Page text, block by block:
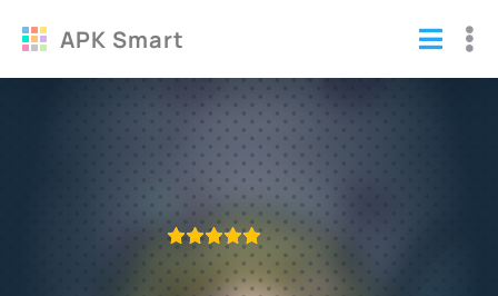
APK Smart
Моу 4 взломанный (Мод много денег)
Игры / Тамагочи
ПРИЛОЖЕНИЕ ПРОВЕРЕНО
626